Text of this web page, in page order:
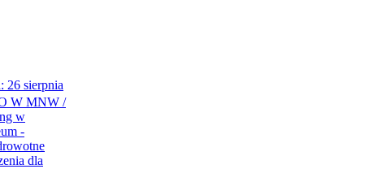
26 sierpnia
W MNW /
w
-
dla